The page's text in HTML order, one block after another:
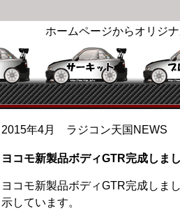
ホームページからオリジ
2015年4月 ラジコン天国NEWS
ヨコモ新製品ボディGTR完成しまし
ヨコモ新製品ボディGTR完成しま
示しています。